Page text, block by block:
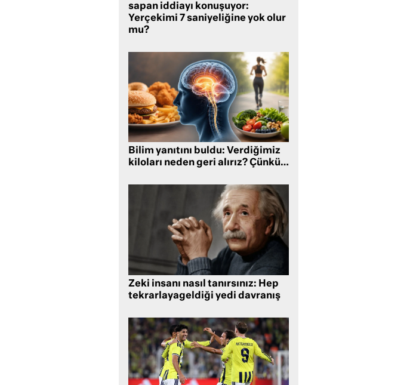
sapan iddiayı konuşuyor:
Yerçekimi 7 saniyeliğine yok olur
mu?
Bilim yanıtını buldu: Verdiğimiz
kiloları neden geri alırız? Çünkü…
Zeki insanı nasıl tanırsınız: Hep
tekrarlayageldiği yedi davranış